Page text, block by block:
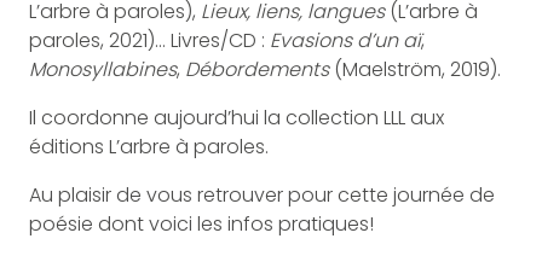
L’arbre à paroles), Lieux, liens, langues(L’arbre à
paroles, 2021)… Livres/CD : Evasions d’un aï,
Monosyllabines, Débordements(Maelström, 2019).
Il coordonne aujourd’hui la collection LLL aux
éditions L’arbre à paroles.
Au plaisir de vous retrouver pour cette journée de
poésie dont voici les infos pratiques!